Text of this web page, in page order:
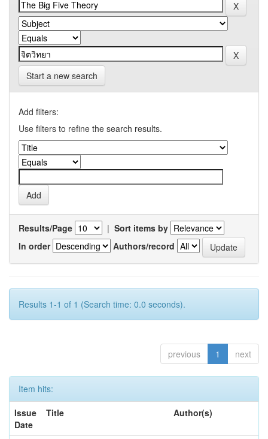
Start a new search
Add filters:
Use filters to refine the search results.
Results/Page | Sort items by
In order
Authors/record
Results 1-1 of 1 (Search time: 0.0 seconds).
previous 1 next
Item hits:
Issue
Date
Title Author(s)